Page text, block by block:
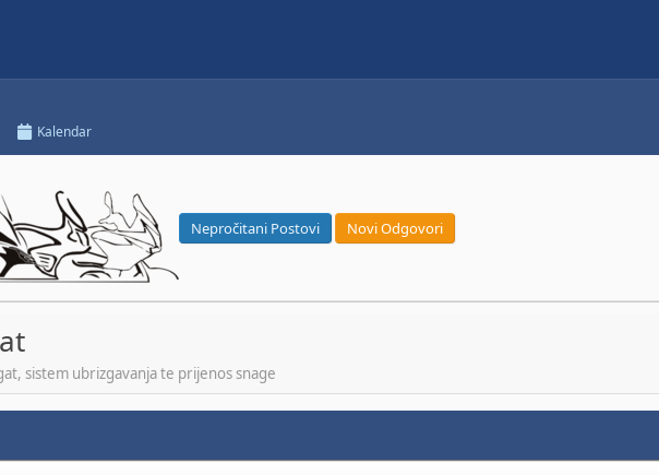
Kalendar
Nepročitani Postovi Novi Odgovori
sistem ubrizgavanja te prijenos snage